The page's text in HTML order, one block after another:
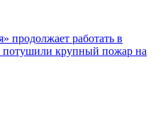
продолжает работать в
крупный пожар на